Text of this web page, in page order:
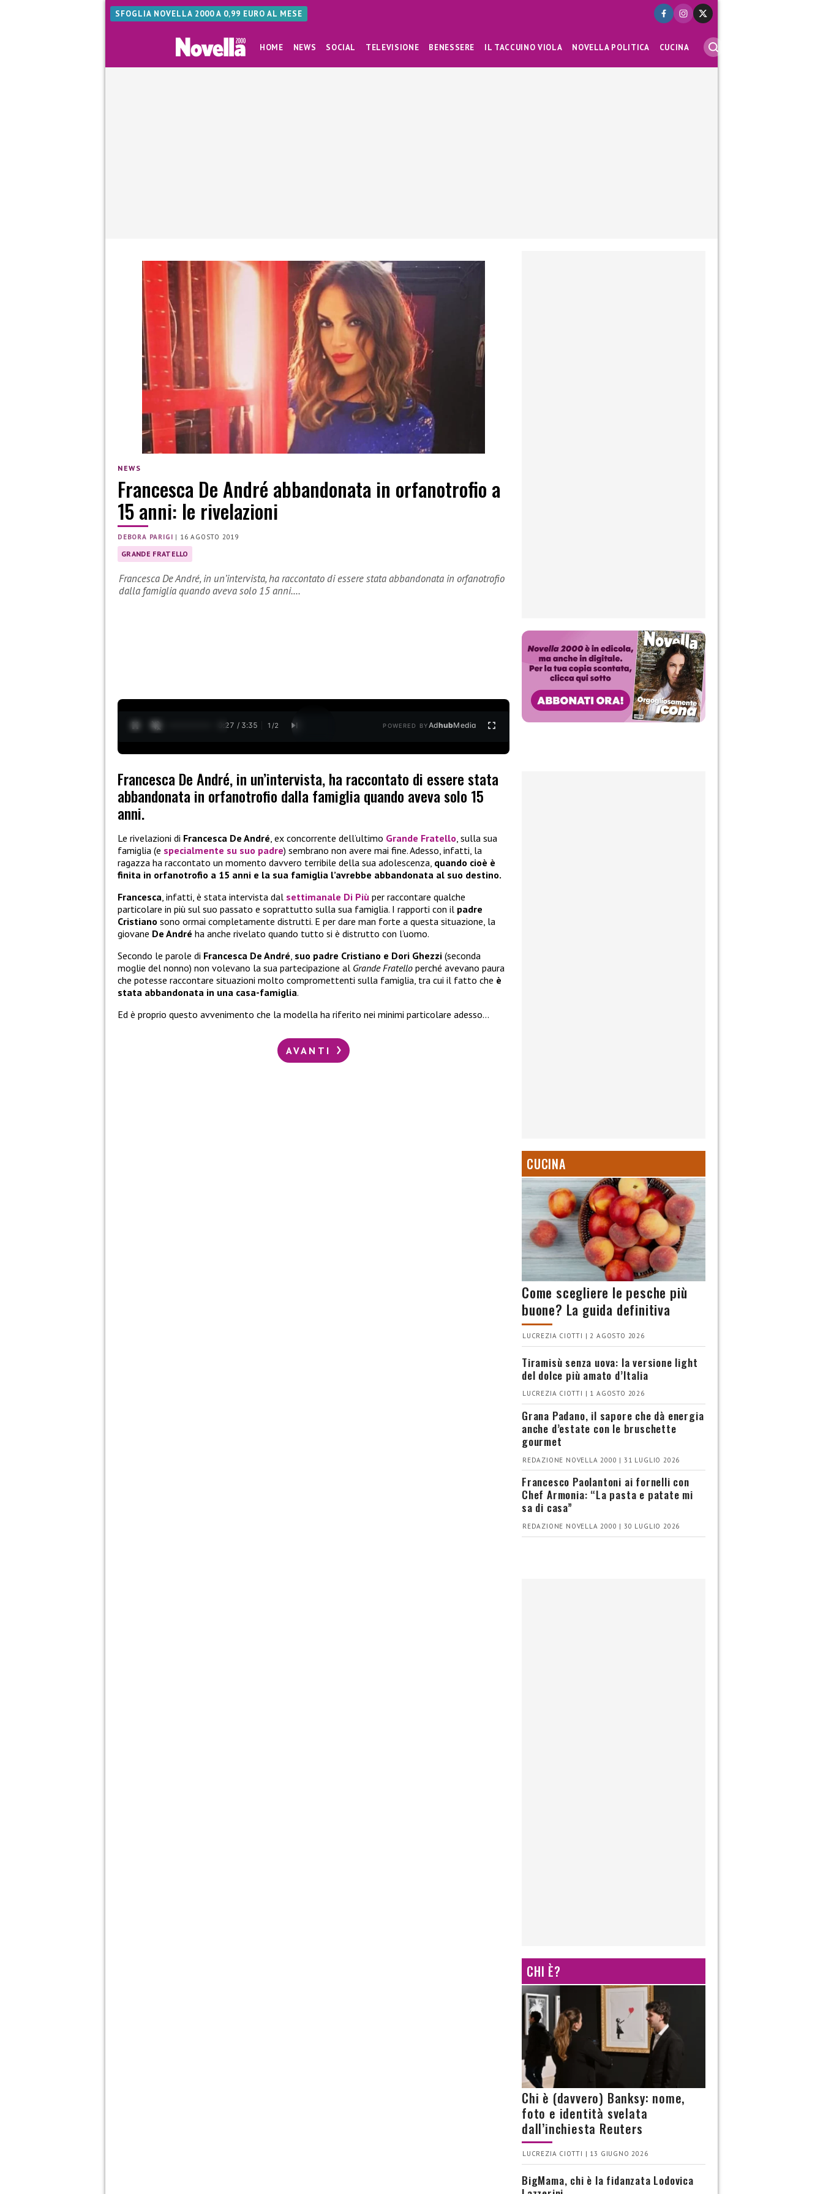
SFOGLIA NOVELLA 2000 A 0,99 EURO AL MESE
HOME NEWS SOCIAL TELEVISIONE BENESSERE IL TACCUINO VIOLA NOVELLA POLITICA CUCINA
NEWS
Francesca De André abbandonata in orfanotrofio a
15 anni: le rivelazioni
DEBORA PARIGI | 16 AGOSTO 2019
GRANDE FRATELLO
Francesca De André, in un’intervista, ha raccontato di essere stata abbandonata in orfanotrofio
dalla famiglia quando aveva solo 15 anni.…
0:28 / 3:35 1 /2 POWERED BYAdhubMedia
Francesca De André, in un’intervista, ha raccontato di essere stata
abbandonata in orfanotrofio dalla famiglia quando aveva solo 15
anni.
Le rivelazioni di Francesca De André, ex concorrente dell’ultimo Grande Fratello, sulla sua
famiglia (e specialmente su suo padre) sembrano non avere mai fine. Adesso, infatti, la
ragazza ha raccontato un momento davvero terribile della sua adolescenza, quando cioè è
finita in orfanotrofio a 15 anni e la sua famiglia l’avrebbe abbandonata al suo destino.
Francesca, infatti, è stata intervista dal settimanale Di Più per raccontare qualche
particolare in più sul suo passato e soprattutto sulla sua famiglia. I rapporti con il padre
Cristiano sono ormai completamente distrutti. E per dare man forte a questa situazione, la
giovane De André ha anche rivelato quando tutto si è distrutto con l’uomo.
Secondo le parole di Francesca De André, suo padre Cristiano e Dori Ghezzi (seconda
moglie del nonno) non volevano la sua partecipazione al Grande Fratello perché avevano paura
che potesse raccontare situazioni molto compromettenti sulla famiglia, tra cui il fatto che è
stata abbandonata in una casa-famiglia.
Ed è proprio questo avvenimento che la modella ha riferito nei minimi particolare adesso…
AVANTI
CUCINA
Come scegliere le pesche più
buone? La guida definitiva
LUCREZIA CIOTTI | 2 AGOSTO 2026
Tiramisù senza uova: la versione light
del dolce più amato d’Italia
LUCREZIA CIOTTI | 1 AGOSTO 2026
Grana Padano, il sapore che dà energia
anche d’estate con le bruschette
gourmet
REDAZIONE NOVELLA 2000 | 31 LUGLIO 2026
Francesco Paolantoni ai fornelli con
Chef Armonia: “La pasta e patate mi
sa di casa”
REDAZIONE NOVELLA 2000 | 30 LUGLIO 2026
CHI È?
Chi è (davvero) Banksy: nome,
foto e identità svelata
dall’inchiesta Reuters
LUCREZIA CIOTTI | 13 GIUGNO 2026
BigMama, chi è la fidanzata Lodovica